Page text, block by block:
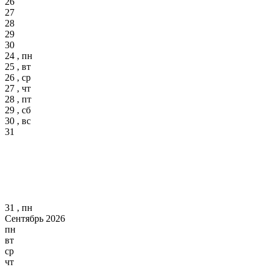
27
28
29
30
24 , пн
25 , вт
26 , ср
27 , чт
28 , пт
29 , сб
30 , вс
31
31 , пн
Сентябрь 2026
пн
вт
ср
чт